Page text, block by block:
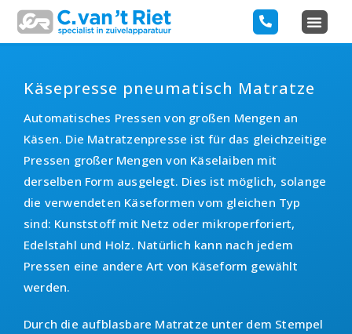
Käsepresse pneumatisch Matratze
Automatisches Pressen von großen Mengen an
Käsen. Die Matratzenpresse ist für das gleichzeitige
Pressen großer Mengen von Käselaiben mit
derselben Form ausgelegt. Dies ist möglich, solange
die verwendeten Käseformen vom gleichen Typ
sind: Kunststoff mit Netz oder mikroperforiert,
Edelstahl und Holz. Natürlich kann nach jedem
Pressen eine andere Art von Käseform gewählt
werden.
Durch die aufblasbare Matratze unter dem Stempel